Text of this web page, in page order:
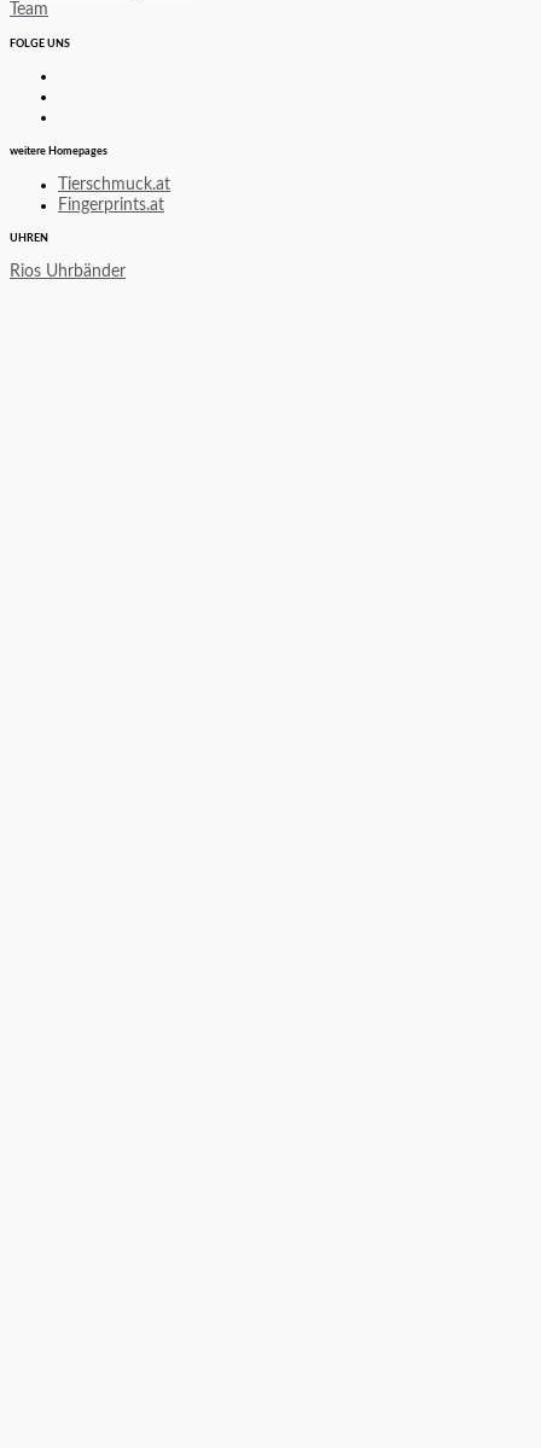
Team
FOLGE UNS
weitere Homepages
Tierschmuck.at
Fingerprints.at
UHREN
Rios Uhrbänder